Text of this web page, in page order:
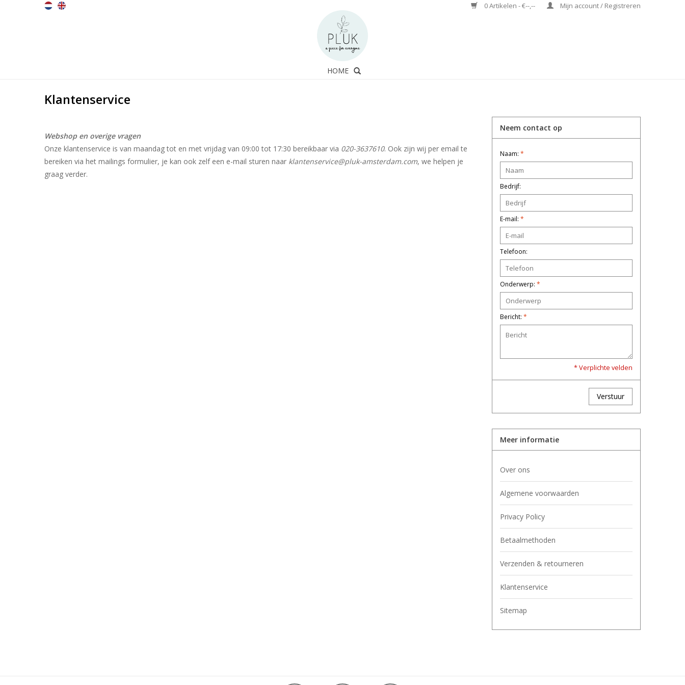
0 Artikelen - €--,-- Mijn account / Registreren
HOME
Klantenservice
Webshop en overige vragen
Onze klantenservice is van maandag tot en met vrijdag van 09:00 tot 17:30 bereikbaar via 020-3637610. Ook zijn wij per email te
bereiken via het mailings formulier, je kan ook zelf een e-mail sturen naar klantenservice@pluk-amsterdam.com, we helpen je
graag verder.
Neem contact op
Naam: *
Bedrijf:
E-mail: *
Telefoon:
Onderwerp: *
Bericht: *
* Verplichte velden
Verstuur
Meer informatie
Over ons
Algemene voorwaarden
Privacy Policy
Betaalmethoden
Verzenden & retourneren
Klantenservice
Sitemap